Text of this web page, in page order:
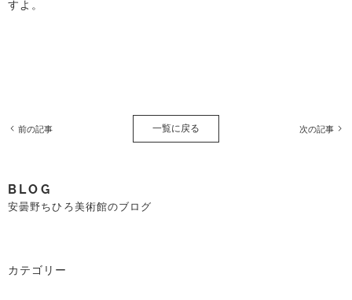
すよ。
前の記事 一覧に戻る 次の記事
BLOG
安曇野ちひろ美術館のブログ
カテゴリー